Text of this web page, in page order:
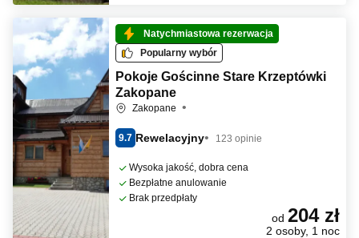
Natychmiastowa rezerwacja
Popularny wybór
Pokoje Gościnne Stare Krzeptówki
Zakopane
Zakopane
9.7 Rewelacyjny 123 opinie
Wysoka jakość, dobra cena
Bezpłatne anulowanie
Brak przedpłaty
od 204 zł
2 osoby, 1 noc